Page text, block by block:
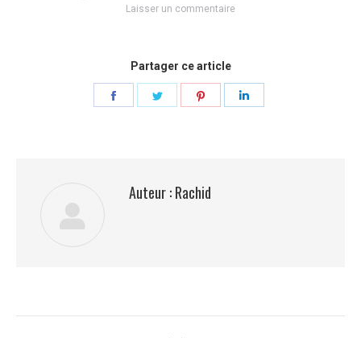
Laisser un commentaire
Partager ce article
Partager Partager Partager
Auteur :Rachid